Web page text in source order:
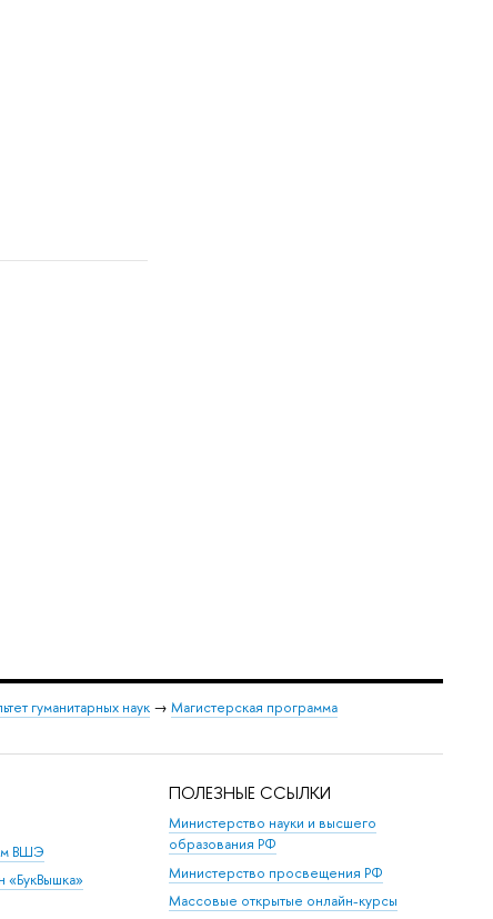
гуманитарных наук→ Магистерская программа
ВШЭ
«БукВышка»
ПОЛЕЗНЫЕ ССЫЛКИ
Министерство науки и высшего
образования РФ
Министерство просвещения РФ
Массовые открытые онлайн-курсы